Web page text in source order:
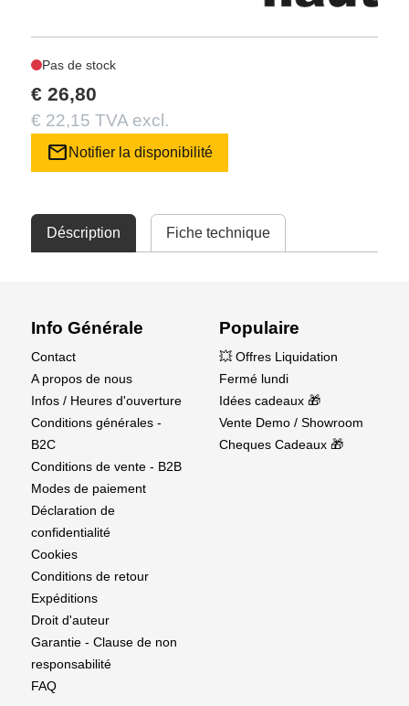
Pas de stock
€ 26,80
€ 22,15 TVA excl.
mail Notifier la disponibilité
Déscription Fiche technique
Info Générale
Contact
A propos de nous
Infos / Heures d'ouverture
Conditions générales -
B2C
Conditions de vente - B2B
Modes de paiement
Déclaration de
confidentialité
Cookies
Conditions de retour
Expéditions
Droit d'auteur
Garantie - Clause de non
responsabilité
FAQ
Populaire
💥 Offres Liquidation
Fermé lundi
Idées cadeaux 🎁
Vente Demo / Showroom
Cheques Cadeaux 🎁